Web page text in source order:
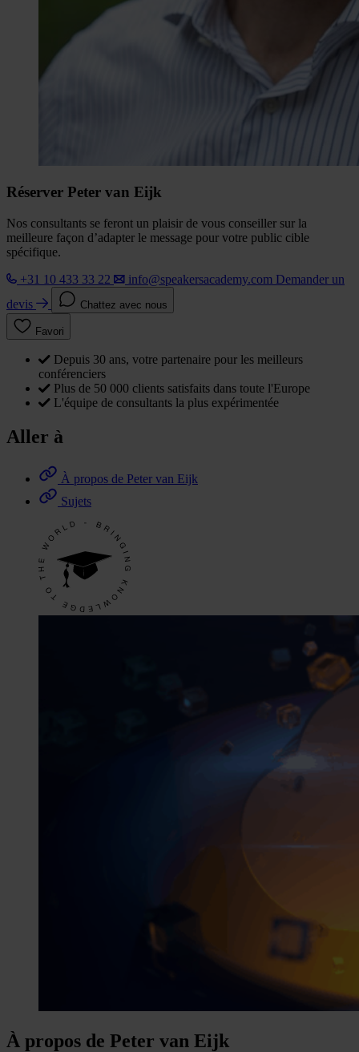
Réserver Peter van Eijk
Nos consultants se feront un plaisir de vous conseiller sur la
meilleure façon d’adapter le message pour votre public cible
spécifique.
+31 10 433 33 22
info@speakersacademy.com Demander un
devis
Chattez avec nous
Favori
Depuis 30 ans, votre partenaire pour les meilleurs
conférenciers
Plus de 50 000 clients satisfaits dans toute l'Europe
L'équipe de consultants la plus expérimentée
Aller à
À propos de Peter van Eijk
Sujets
À propos de Peter van Eijk